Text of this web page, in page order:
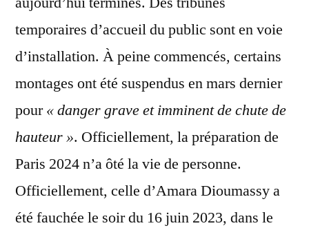
temporaires d’accueil du public sont en voie
d’installation. À peine commencés, certains
montages ont été suspendus en mars dernier
pour« danger grave et imminent de chute de
hauteur ». Officiellement, la préparation de
Paris 2024 n’a ôté la vie de personne.
Officiellement, celle d’Amara Dioumassy a
été fauchée le soir du 16 juin 2023, dans le